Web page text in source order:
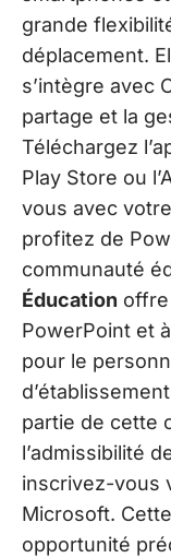
grande
déplacement.
s’intègre avec
partage et la
Téléchargez
Play Store ou
vous avec
profitez de
communauté
Éducation
PowerPoint et
pour le
partie de cette
l’admissibilité
inscrivez-vous
Microsoft.
opportunité